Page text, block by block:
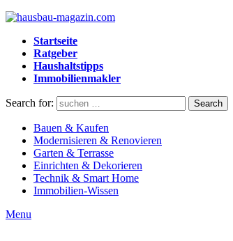
Startseite
Ratgeber
Haushaltstipps
Immobilienmakler
Search for: Search
Bauen & Kaufen
Modernisieren & Renovieren
Garten & Terrasse
Einrichten & Dekorieren
Technik & Smart Home
Immobilien-Wissen
Menu